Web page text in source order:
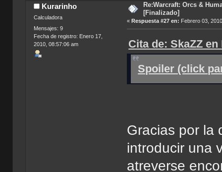
Kurarinho
Calculadora
Mensajes: 9
Fecha de registro: Enero 17,
2010, 08:57:06 am
Re:Warcraft: Orcs &
[Finalizado]
«Respuesta #27 en: Febrero 03,
Cita de: SkaZZ
Spoiler (click
Gracias por la
introducir una
atreverse